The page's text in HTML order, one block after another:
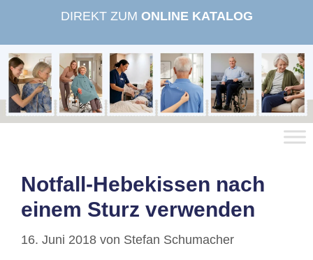
springen
DIREKT ZUM ONLINE KATALOG
Notfall-Hebekissen nach
einem Sturz verwenden
16. Juni 2018 von Stefan Schumacher